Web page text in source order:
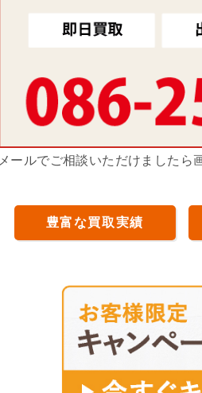
メールでご相談いただけましたら
豊富な買取実績